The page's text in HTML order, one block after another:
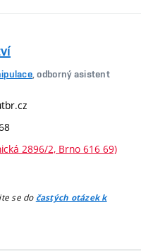
, odborný asistent
2896/2, Brno 616 69)
se do častých otázek k